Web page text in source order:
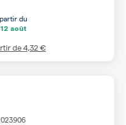
du
12 août
de4,32 €